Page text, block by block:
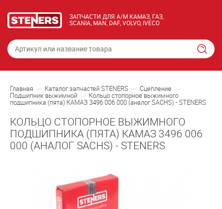
ЗАПЧАСТИ ДЛЯ А/М КАМАЗ, ГАЗ,
SCANIA, MAN, DAF, VOLVO, IVECO
Главная Каталог запчастей STENERS
Сцепление
Подшипник выжимной
Кольцо стопорное выжимного
подшипника (пята) КАМАЗ 3496 006 000 (аналог SACHS) - STENERS
КОЛЬЦО СТОПОРНОЕ ВЫЖИМНОГО
ПОДШИПНИКА (ПЯТА) КАМАЗ 3496 006
000 (АНАЛОГ SACHS) - STENERS